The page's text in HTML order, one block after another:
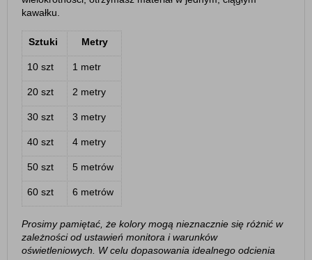
kawałku.
Sztuki Metry
10 szt 1 metr
20 szt 2 metry
30 szt 3 metry
40 szt 4 metry
50 szt 5 metrów
60 szt 6 metrów
Prosimy pamiętać, że kolory mogą nieznacznie się różnić w
zależności od ustawień monitora i warunków
oświetleniowych. W celu dopasowania idealnego odcienia